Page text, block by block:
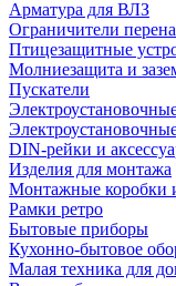
Арматура для ВЛЗ
Ограничители
Птицезащитные
Молниезащита и
Пускатели
DIN-рейки и
Изделия для монтажа
Монтажные коробки
Рамки ретро
Бытовые приборы
Кухонно-бытовое
Малая техника для